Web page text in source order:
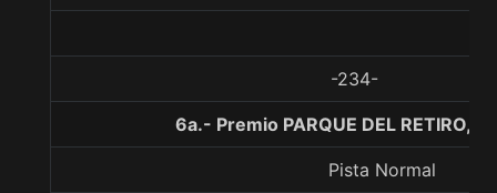
-234-
6a.- Premio PARQUE DEL RETIRO,
Pista Normal